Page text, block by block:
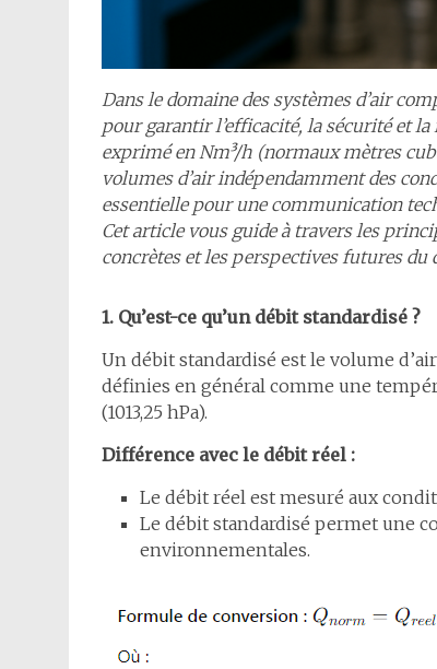
Dans le domaine des systèmes d’air
pour garantir l’efficacité, la sécurité et
exprimé en Nm³/h (normaux mètres
volumes d’air indépendamment des
essentielle pour une communication
Cet article vous guide à travers les
concrètes et les perspectives futures du
1. Qu’est-ce qu’un débit standardisé ?
Un débit standardisé est le volume
définies en général comme une
(1013,25 hPa).
Différence avec le débit réel :
Le débit réel est mesuré aux
Le débit standardisé permet une
environnementales.